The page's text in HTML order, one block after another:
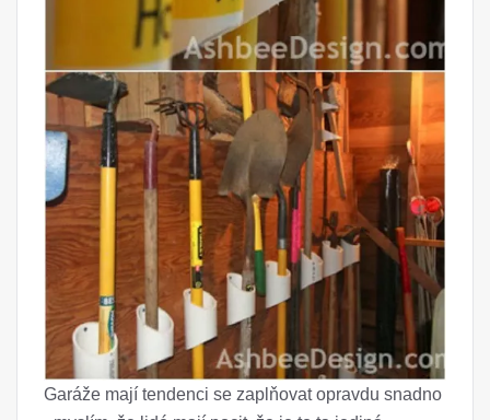
Garáže mají tendenci se zaplňovat opravdu snadno